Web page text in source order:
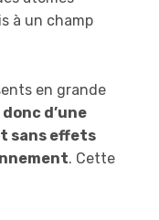
à un champ
en grande
donc d’une
sans effets
. Cette